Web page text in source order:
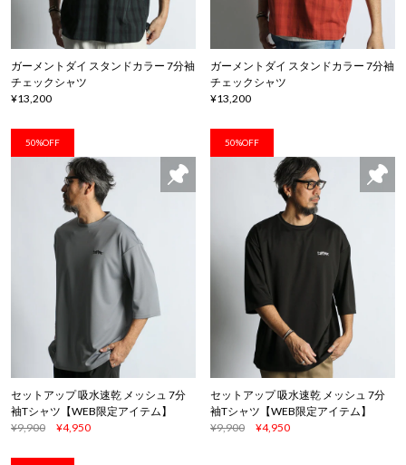
ガーメントダイ スタンドカラー 7分袖
チェックシャツ
¥13,200
ガーメントダイ スタンドカラー 7分袖
チェックシャツ
¥13,200
50%OFF
セットアップ 吸水速乾 メッシュ 7分
袖Tシャツ【WEB限定アイテム】
¥9,900
¥4,950
50%OFF
セットアップ 吸水速乾 メッシュ 7分
袖Tシャツ【WEB限定アイテム】
¥9,900
¥4,950